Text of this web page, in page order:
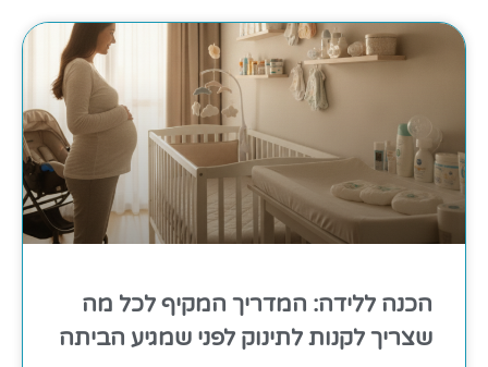
הכנה ללידה: המדריך המקיף לכל מה
שצריך לקנות לתינוק לפני שמגיע הביתה